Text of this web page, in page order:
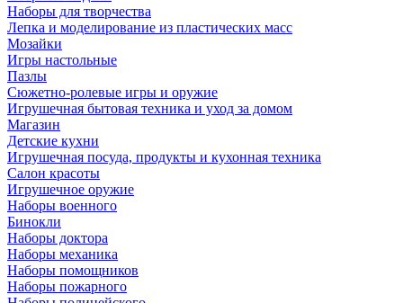
Наборы для творчества
Лепка и моделирование из пластических масс
Мозайки
Игры настольные
Пазлы
Сюжетно-ролевые игры и оружие
Игрушечная бытовая техника и уход за домом
Магазин
Детские кухни
Игрушечная посуда, продукты и кухонная техника
Салон красоты
Игрушечное оружие
Наборы военного
Бинокли
Наборы доктора
Наборы механика
Наборы помощников
Наборы пожарного